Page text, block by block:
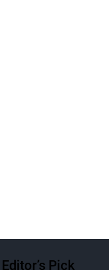
Editor’s Pick